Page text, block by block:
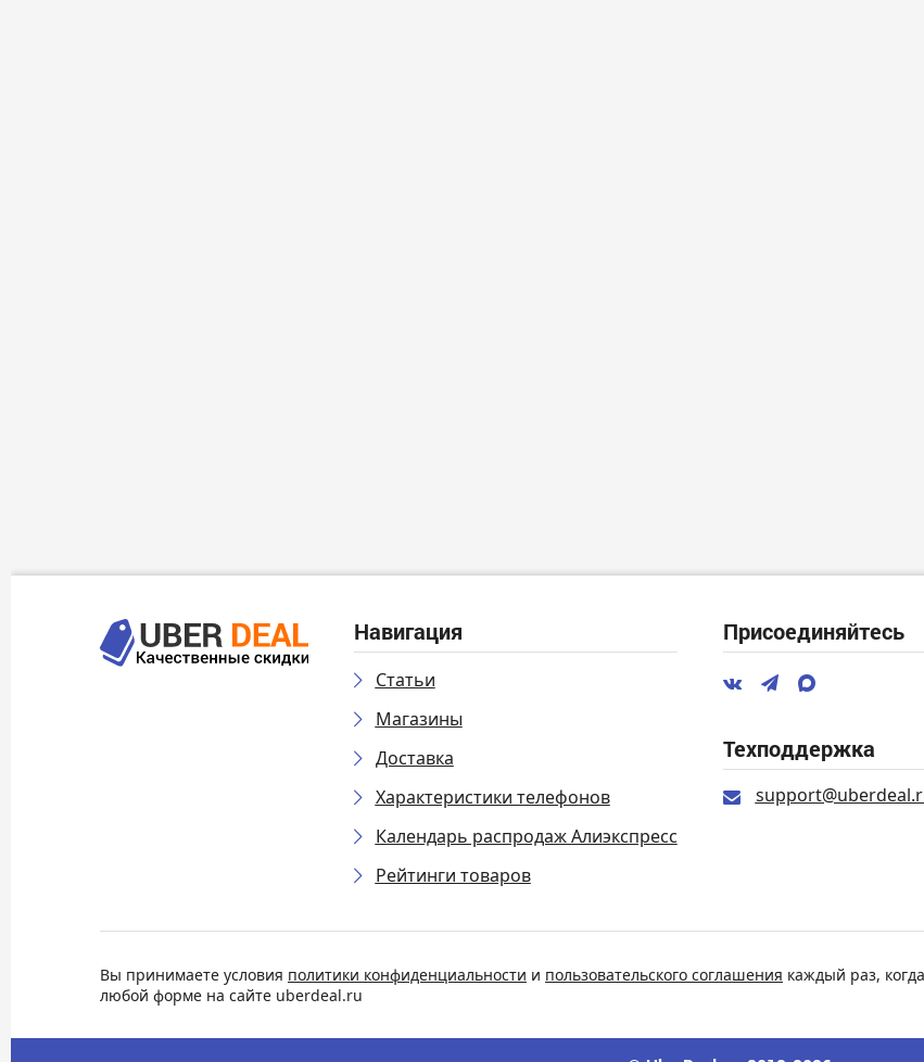
Навигация
Статьи
Магазины
Доставка
Характеристики телефонов
Календарь распродаж Алиэкспресс
Рейтинги товаров
Присоединяйтесь
Техподдержка
Вы принимаете условия политики конфиденциальности и пользовательского соглашения каждый раз,
любой форме на сайте uberdeal.ru